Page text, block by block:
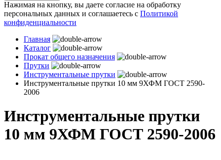
Нажимая на кнопку, вы даете согласие на обработку
персональных данных и соглашаетесь с Политикой
конфиденциальности
Главная
Каталог
Прокат общего назначения
Прутки
Инструментальные прутки
Инструментальные прутки 10 мм 9ХФМ ГОСТ 2590-
2006
Инструментальные прутки
10 мм 9ХФМ ГОСТ 2590-2006